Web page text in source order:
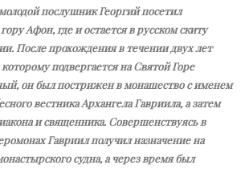
послушник Георгий посетил
Афон, где и остается в русском скиту
После прохождения в течении двух лет
подвергается на Святой Горе
он был пострижен в монашество с именем
вестника Архангела Гавриила, а затем
и священника. Совершенствуясь в
Гавриил получил назначение на
судна, а через время был